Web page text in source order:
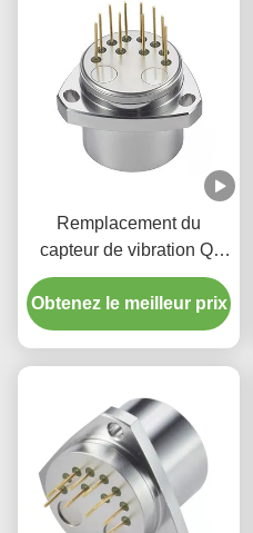
Remplacement du
capteur de vibration Q-
Flex QA-3000
Obtenez le meilleur prix